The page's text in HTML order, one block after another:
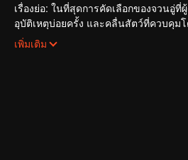
เรื่องย่อ: ในที่สุดการคัดเลือกของจวนอู่
อุบัติเหตุบ่อยครั้ง และคลื่นสัตว์ที่ควบคุม
ใหญ่โตและลึกลับ นั่นคือ สำนักเทียนเห
เพิ่มเติม